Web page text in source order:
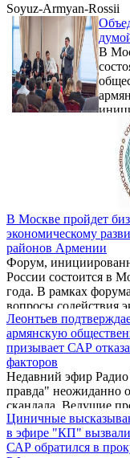
Soyuz-Armyan-Rossii
В
уже
в
В Москве пройдет
экономическому
районов Армении
Форум,
России состоится в
года. В рамках
вопросы содействия
развитию и
районов Республики
Леонтьев
армянскую
призывает САР
факторов
Недавний эфир
правда" неожиданно
скандала. Ведущие
Михаил Леонтьев и
посвятили несколько
(в частности, 26
Циничные
в эфире "КП"
САР обратился в